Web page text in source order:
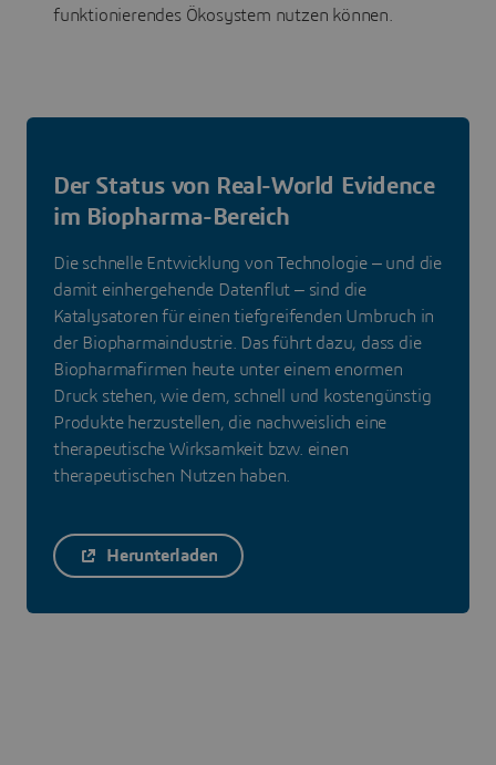
funktionierendes Ökosystem nutzen können.
Der Status von Real-World Evidence
im Biopharma-Bereich
Die schnelle Entwicklung von Technologie ‒ und die
damit einhergehende Datenflut ‒ sind die
Katalysatoren für einen tiefgreifenden Umbruch in
der Biopharmaindustrie. Das führt dazu, dass die
Biopharmafirmen heute unter einem enormen
Druck stehen, wie dem, schnell und kostengünstig
Produkte herzustellen, die nachweislich eine
therapeutische Wirksamkeit bzw. einen
therapeutischen Nutzen haben.
Herunterladen